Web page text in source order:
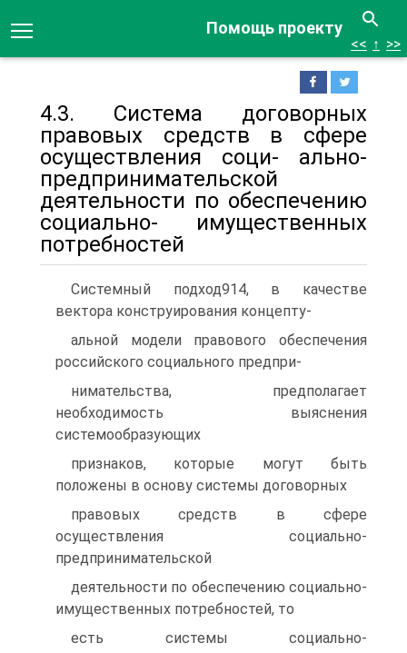
Помощь проекту
<< ↑ >>
4.3. Система договорных
правовых средств в сфере
осуществления соци- ально-
предпринимательской
деятельности по обеспечению
социально- имущественных
потребностей
Системный подход914, в качестве
вектора конструирования концепту-
альной модели правового обеспечения
российского социального предпри-
нимательства, предполагает
необходимость выяснения
системообразующих
признаков, которые могут быть
положены в основу системы договорных
правовых средств в сфере
осуществления социально-
предпринимательской
деятельности по обеспечению социально-
имущественных потребностей, то
есть системы социально-